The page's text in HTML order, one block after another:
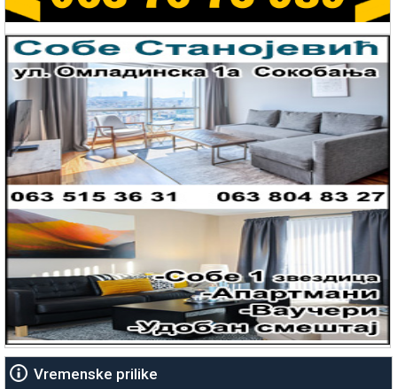
Vremenske prilike